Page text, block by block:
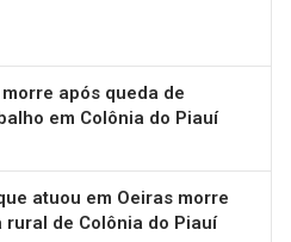
após queda de
em Colônia do Piauí
atuou em Oeiras morre
de Colônia do Piauí